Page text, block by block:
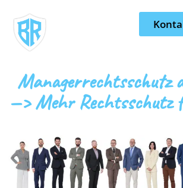
Managerrechtsschutz
—> Mehr Rechtsschutz